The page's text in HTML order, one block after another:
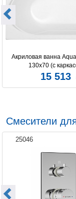
Многоцветная
Мощность насоса,
Мультимедиа
Расположение
Регулировка
Форсунок
Акриловая ванна
130x70 (с
15 513
Смесители
25046